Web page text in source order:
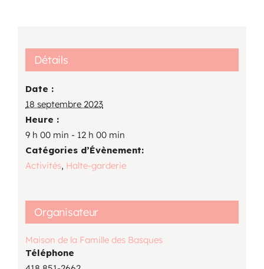
Détails
Date :
18 septembre 2023
Heure :
9 h 00 min - 12 h 00 min
Catégories d’Évènement:
Activités, Halte-garderie
Organisateur
Maison de la Famille des Basques
Téléphone